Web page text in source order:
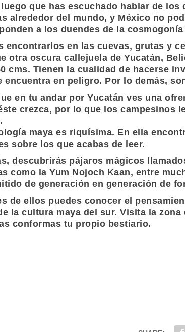
luego que has escuchado hablar de
alrededor del mundo, y México no
a los duendes de la cosmogonía
encontrarlos en las cuevas, grutas y
otra oscura callejuela de Yucatán,
cms. Tienen la cualidad de hacerse
encuentra en peligro. Por lo demás,
en tu andar por Yucatán ves una
crezca, por lo que los campesinos
maya es riquísima. En ella
sobre los que acabas de leer.
descubrirás pájaros mágicos
como la Yum Nojoch Kaan, entre
de generación en generación de
de ellos puedes conocer el
la cultura maya del sur. Visita la
conformas tu propio bestiario.